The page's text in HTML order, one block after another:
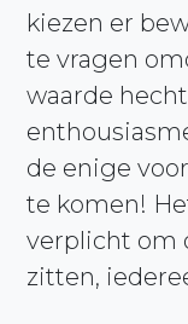
kiezen er
te vragen
waarde
de enige
te komen!
verplicht om
zitten,